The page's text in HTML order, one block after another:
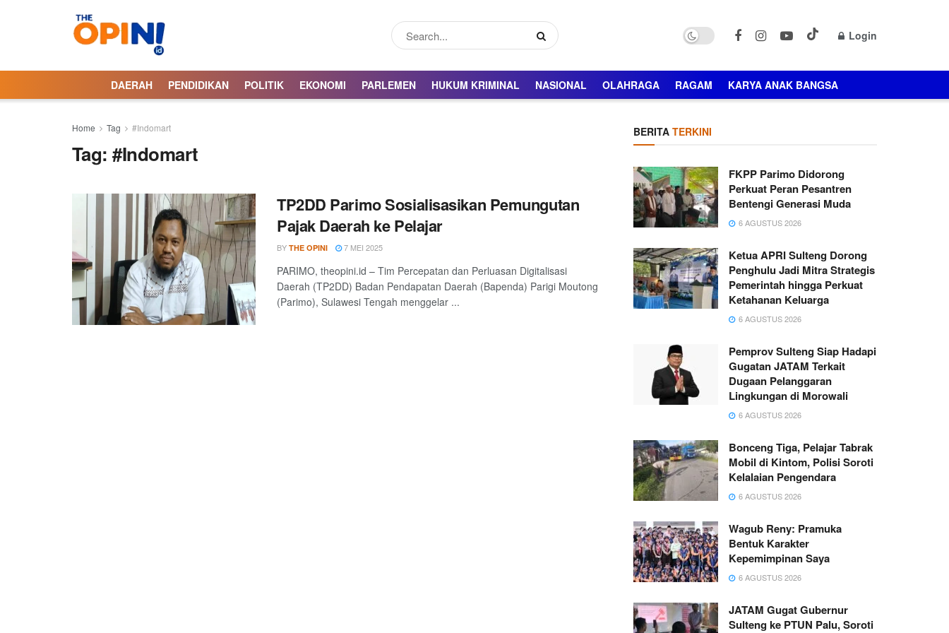
Login
DAERAH PENDIDIKAN POLITIK EKONOMI PARLEMEN HUKUM KRIMINAL NASIONAL OLAHRAGA RAGAM KARYA ANAK BANGSA
Home Tag #Indomart
Tag:#Indomart
TP2DD Parimo Sosialisasikan Pemungutan
Pajak Daerah ke Pelajar
BY THE OPINI 7 MEI 2025
PARIMO, theopini.id – Tim Percepatan dan Perluasan Digitalisasi
Daerah (TP2DD) Badan Pendapatan Daerah (Bapenda) Parigi Moutong
(Parimo), Sulawesi Tengah menggelar ...
BERITA TERKINI
FKPP Parimo Didorong
Perkuat Peran Pesantren
Bentengi Generasi Muda
6 AGUSTUS 2026
Ketua APRI Sulteng Dorong
Penghulu Jadi Mitra Strategis
Pemerintah hingga Perkuat
Ketahanan Keluarga
6 AGUSTUS 2026
Pemprov Sulteng Siap Hadapi
Gugatan JATAM Terkait
Dugaan Pelanggaran
Lingkungan di Morowali
6 AGUSTUS 2026
Bonceng Tiga, Pelajar Tabrak
Mobil di Kintom, Polisi Soroti
Kelalaian Pengendara
6 AGUSTUS 2026
Wagub Reny: Pramuka
Bentuk Karakter
Kepemimpinan Saya
6 AGUSTUS 2026
JATAM Gugat Gubernur
Sulteng ke PTUN Palu, Soroti